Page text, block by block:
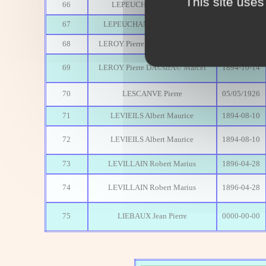
66 LEPEUCHANT Athanase 1887-06-01
67 LEPEUCHANT EugÃ¨ne Jules
68 LEROY Pierre DÃ©sirÃ© Marcel
69 LEROY Pierre DÃ©sirÃ© Marcel 1894-10-14
70 LESCANVE Pierre 05/05/1926
71 LEVIEILS Albert Maurice 1894-08-10
72 LEVIEILS Albert Maurice 1894-08-10
73 LEVILLAIN Robert Marius 1896-04-28
74 LEVILLAIN Robert Marius 1896-04-28
75 LIEBAUX Jean Pierre 0000-00-00